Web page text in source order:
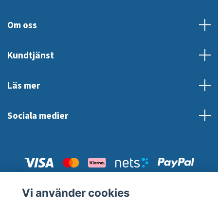
Om oss
Kundtjänst
Läs mer
Sociala medier
Vi använder cookies